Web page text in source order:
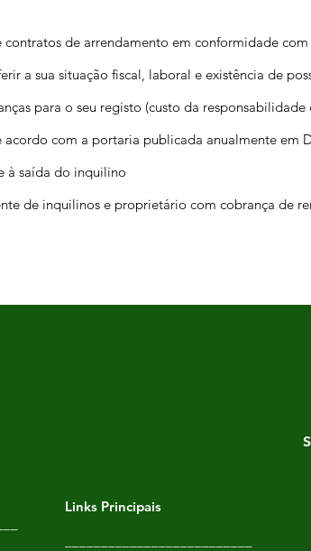
de arrendamento em conformidade
a sua situação fiscal, laboral e existência de
para o seu registo (custo da responsabilidade
com a portaria publicada anualmente em
à saída do inquilino
de inquilinos e proprietário com cobrança de
Links Principais